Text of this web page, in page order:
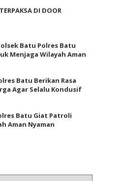
DI DOOR
Batu Polres Batu
Menjaga Wilayah Aman
Batu Berikan Rasa
Agar Selalu Kondusif
Batu Giat Patroli
Aman Nyaman